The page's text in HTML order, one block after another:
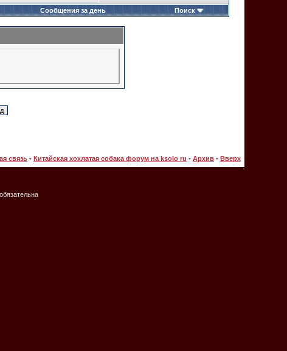
Сообщения за день Поиск
связь - Китайская хохлатая собака форум на ksolo ru - Архив - Вверх